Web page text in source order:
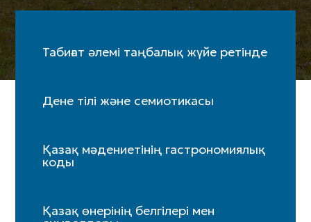
Табиғат әлемі таңбалық жүйе ретінде
Дене тілі және семиотикасы
Қазақ мәдениетінің гастрономиялық
коды
Қазақ өнерінің белгілері мен